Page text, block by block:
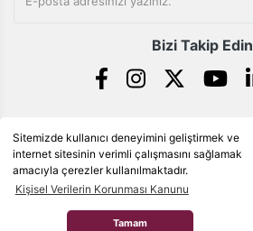
Sitemizde kullanıcı deneyimini geliştirmek ve
internet sitesinin verimli çalışmasını sağlamak
amacıyla çerezler kullanılmaktadır.
Kişisel Verilerin Korunması Kanunu
Tamam
Bizi Takip Edin
© Tüm hakları saklıdır. Kredi kartı
ile korunmaktadır.